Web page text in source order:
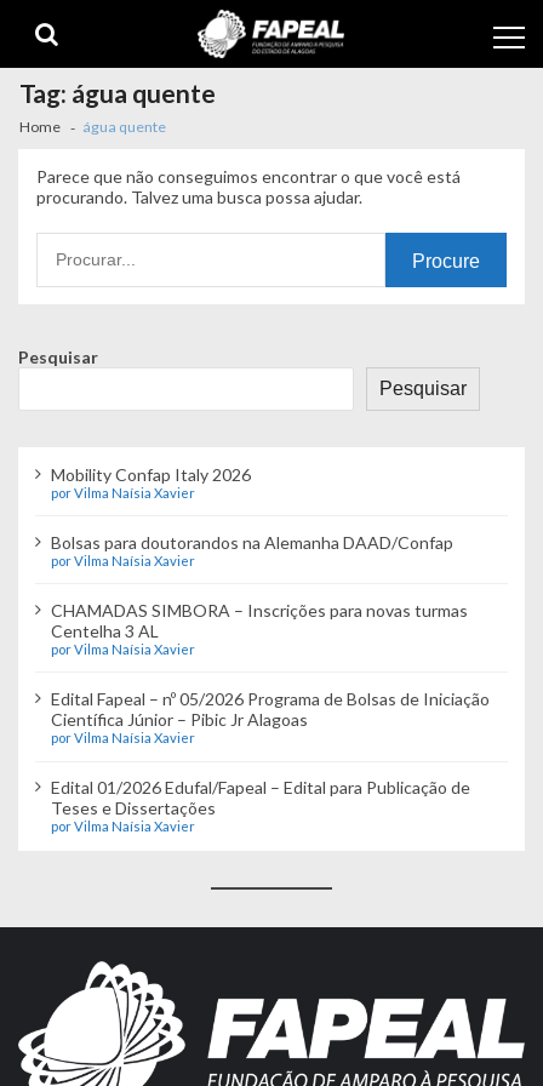
navigation
content
Tag: água quente
Home água quente
Parece que não conseguimos encontrar o que você está
procurando. Talvez uma busca possa ajudar.
por:
Pesquisar
Pesquisar
Mobility Confap Italy 2026
por Vilma Naísia Xavier
Bolsas para doutorandos na Alemanha DAAD/Confap
por Vilma Naísia Xavier
CHAMADAS SIMBORA – Inscrições para novas turmas
Centelha 3 AL
por Vilma Naísia Xavier
Edital Fapeal – nº 05/2026 Programa de Bolsas de Iniciação
Científica Júnior – Pibic Jr Alagoas
por Vilma Naísia Xavier
Edital 01/2026 Edufal/Fapeal – Edital para Publicação de
Teses e Dissertações
por Vilma Naísia Xavier